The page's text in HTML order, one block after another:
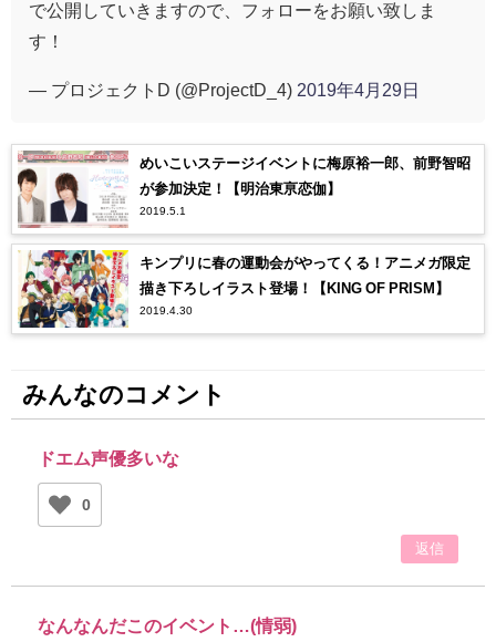
で公開していきますので、フォローをお願い致しま
す！
— プロジェクトD (@ProjectD_4) 2019年4月29日
めいこいステージイベントに梅原裕一郎、前野智昭
が参加決定！【明治東亰恋伽】
2019.5.1
キンプリに春の運動会がやってくる！アニメガ限定
描き下ろしイラスト登場！【KING OF PRISM】
2019.4.30
みんなのコメント
ドエム声優多いな
0
返信
なんなんだこのイベント…(情弱)